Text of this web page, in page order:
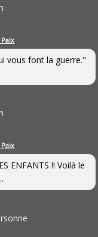
vous font la guerre."
ENFANTS !! Voilà le